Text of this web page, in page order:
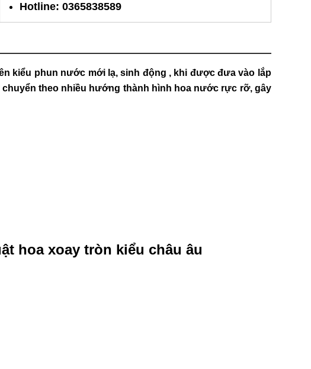
Hotline: 0365838589
kiểu phun nước mới lạ, sinh động , khi được đưa vào lắp
theo nhiều hướng thành hình hoa nước rực rỡ, gây
hoa xoay tròn kiểu châu âu